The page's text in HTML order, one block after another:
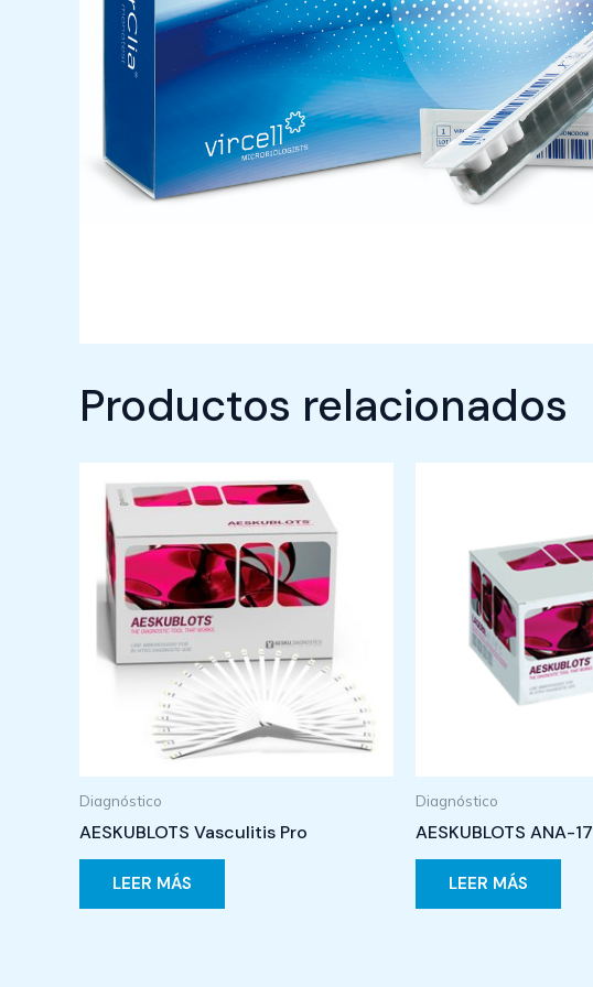
Productos relacionados
Diagnóstico
AESKUBLOTS Vasculitis Pro
LEER MÁS
Diagnóstico
AESKUBLOTS ANA-17
LEER MÁS